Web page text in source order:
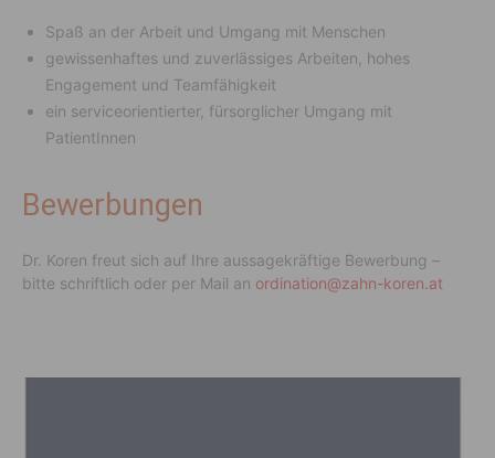
Spaß an der Arbeit und Umgang mit Menschen
gewissenhaftes und zuverlässiges Arbeiten, hohes
Engagement und Teamfähigkeit
ein serviceorientierter, fürsorglicher Umgang mit
PatientInnen
Bewerbungen
Dr. Koren freut sich auf Ihre aussagekräftige Bewerbung –
bitte schriftlich oder per Mail an ordination@zahn-koren.at